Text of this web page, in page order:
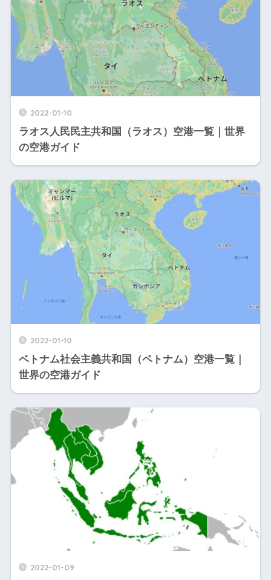
2022-01-10
ラオス人民民主共和国（ラオス）空港一覧｜世界
の空港ガイド
2022-01-10
ベトナム社会主義共和国（ベトナム）空港一覧｜
世界の空港ガイド
2022-01-09